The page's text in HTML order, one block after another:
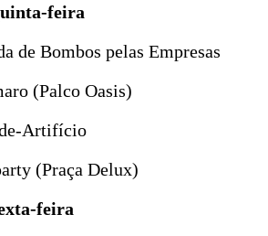
feira
de Bombos pelas Empresas
(Palco Oasis)
Artifício
(Praça Delux)
feira